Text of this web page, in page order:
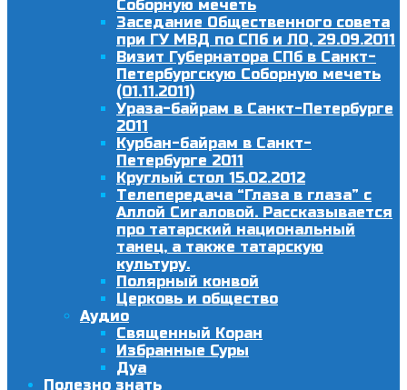
Соборную мечеть
Заседание Общественного совета
при ГУ МВД по СПб и ЛО, 29.09.2011
Визит Губернатора СПб в Санкт-
Петербургскую Соборную мечеть
(01.11.2011)
Ураза-байрам в Санкт-Петербурге
2011
Курбан-байрам в Санкт-
Петербурге 2011
Круглый стол 15.02.2012
Телепередача “Глаза в глаза” с
Аллой Сигаловой. Рассказывается
про татарский национальный
танец, а также татарскую
культуру.
Полярный конвой
Церковь и общество
Аудио
Священный Коран
Избранные Суры
Дуа
Полезно знать